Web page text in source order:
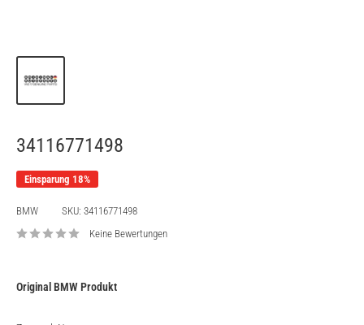
34116771498
Einsparung 18%
BMW SKU: 34116771498
Keine Bewertungen
Original BMW Produkt